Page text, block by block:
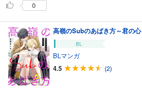
0
高嶺のSubのあばき方～君の
BL
BLマンガ
4.5
(2)